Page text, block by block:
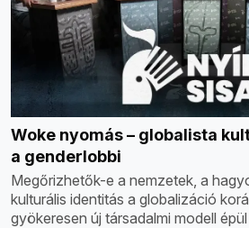
Woke nyomás – globalista
a genderlobbi
Megőrizhetők-e a nemzetek, a
kulturális identitás a globalizáció
gyökeresen új társadalmi modell